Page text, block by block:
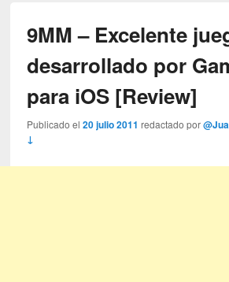
9MM – Excelente
desarrollado por
para iOS [Review]
Publicado el20 julio 2011 redactado por
↓